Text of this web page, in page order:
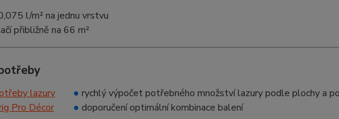
l/m² na jednu vrstvu
přibližně na 66 m²
● rychlý výpočet potřebného množství lazury podle plochy a
● doporučení optimální kombinace balení